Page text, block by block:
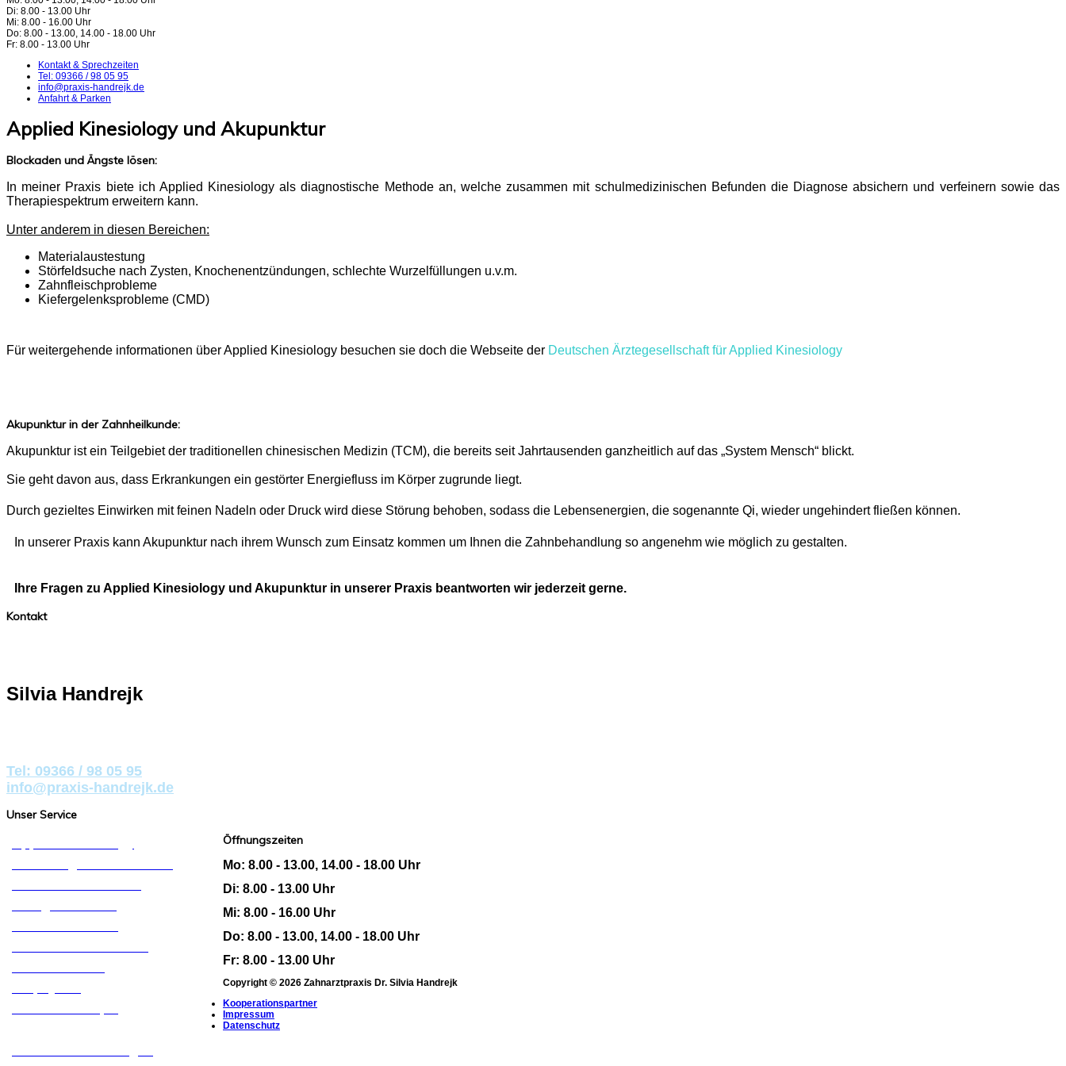
Di: 8.00 - 13.00 Uhr
Mi: 8.00 - 16.00 Uhr
Do: 8.00 - 13.00, 14.00 - 18.00 Uhr
Fr: 8.00 - 13.00 Uhr
Kontakt & Sprechzeiten
Tel: 09366 / 98 05 95
info@praxis-handrejk.de
Anfahrt & Parken
Applied Kinesiology und Akupunktur
Blockaden und Ängste lösen:
In meiner Praxis biete ich Applied Kinesiology als diagnostische Methode an, welche zusammen mit schulmedizinischen Befunden die Diagnose absichern und verfeinern sowie das
Therapiespektrum erweitern kann.
Unter anderem in diesen Bereichen:
Materialaustestung
Störfeldsuche nach Zysten, Knochenentzündungen, schlechte Wurzelfüllungen u.v.m.
Zahnfleischprobleme
Kiefergelenksprobleme (CMD)
Für weitergehende informationen über Applied Kinesiology besuchen sie doch die Webseite der Deutschen Ärztegesellschaft für Applied Kinesiology
Akupunktur in der Zahnheilkunde:
Akupunktur ist ein Teilgebiet der traditionellen chinesischen Medizin (TCM), die bereits seit Jahrtausenden ganzheitlich auf das „System Mensch“ blickt.
Sie geht davon aus, dass Erkrankungen ein gestörter Energiefluss im Körper zugrunde liegt.
Durch gezieltes Einwirken mit feinen Nadeln oder Druck wird diese Störung behoben, sodass die Lebensenergien, die sogenannte Qi, wieder ungehindert fließen können.
In unserer Praxis kann Akupunktur nach ihrem Wunsch zum Einsatz kommen um Ihnen die Zahnbehandlung so angenehm wie möglich zu gestalten.
Ihre Fragen zu Applied Kinesiology und Akupunktur in unserer Praxis beantworten wir jederzeit gerne.
Kontakt
Silvia Handrejk
Tel: 09366 / 98 05 95
info@praxis-handrejk.de
Unser Service
Öffnungszeiten
Mo: 8.00 - 13.00, 14.00 - 18.00 Uhr
Di: 8.00 - 13.00 Uhr
Mi: 8.00 - 16.00 Uhr
Do: 8.00 - 13.00, 14.00 - 18.00 Uhr
Fr: 8.00 - 13.00 Uhr
Copyright © 2026 Zahnarztpraxis Dr. Silvia Handrejk
Kooperationspartner
Impressum
Datenschutz